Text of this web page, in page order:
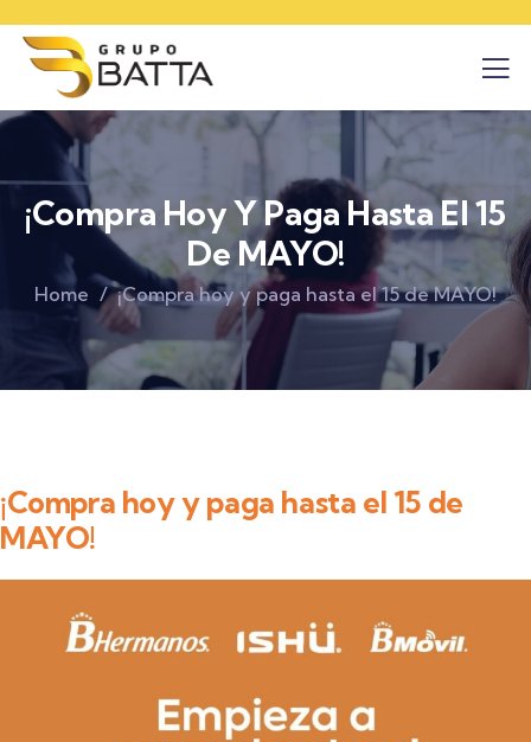
¡Compra Hoy Y Paga Hasta El 15
De MAYO!
Home ¡Compra hoy y paga hasta el 15 de MAYO!
¡Compra hoy y paga hasta el 15 de
MAYO!